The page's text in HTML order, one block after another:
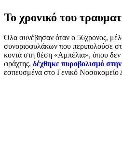
Το χρονικό του
Όλα συνέβησαν όταν ο 56χρονος,
συνοριοφυλάκων που περιπολούσε
κοντά στη θέση «Αμπέλια», όπου δεν
φράχτης, δέχθηκε πυροβολισμό στην
εσπευσμένα στο Γενικό Νοσοκομείο